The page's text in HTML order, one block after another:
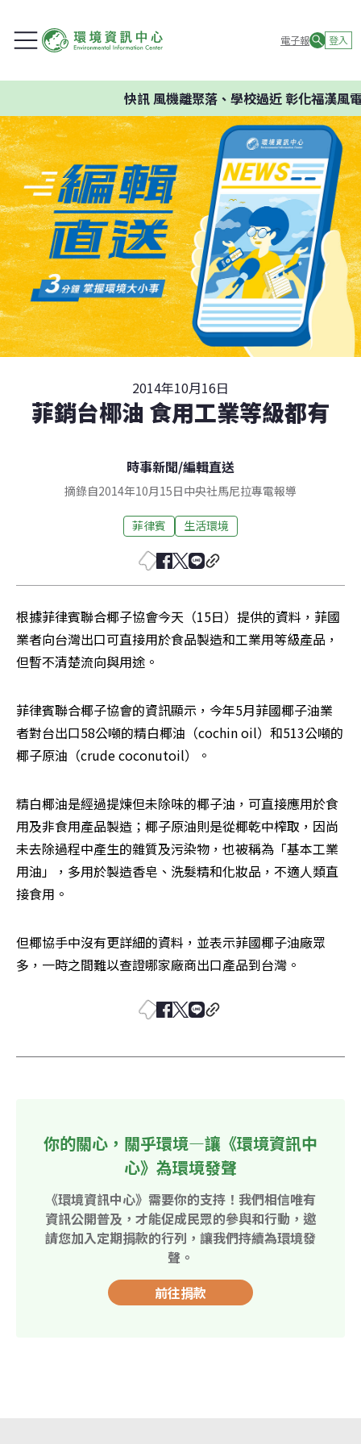
電子報 登入
快訊風機離聚落、學校過近 彰化福漢風電
2014年10月16日
菲銷台椰油 食用工業等級都有
時事新聞/編輯直送
摘錄自2014年10月15日中央社馬尼拉專電報導
菲律賓 生活環境
根據菲律賓聯合椰子協會今天（15日）提供的資料，菲國
業者向台灣出口可直接用於食品製造和工業用等級產品，
但暫不清楚流向與用途。
菲律賓聯合椰子協會的資訊顯示，今年5月菲國椰子油業
者對台出口58公噸的精白椰油（cochin oil）和513公噸的
椰子原油（crude coconutoil）。
精白椰油是經過提煉但未除味的椰子油，可直接應用於食
用及非食用產品製造；椰子原油則是從椰乾中榨取，因尚
未去除過程中產生的雜質及污染物，也被稱為「基本工業
用油」，多用於製造香皂、洗髮精和化妝品，不適人類直
接食用。
但椰協手中沒有更詳細的資料，並表示菲國椰子油廠眾
多，一時之間難以查證哪家廠商出口產品到台灣。
你的關心，關乎環境—讓《環境資訊中
心》為環境發聲
《環境資訊中心》需要你的支持！我們相信唯有
資訊公開普及，才能促成民眾的參與和行動，邀
請您加入定期捐款的行列，讓我們持續為環境發
聲。
前往捐款